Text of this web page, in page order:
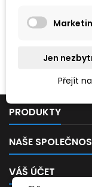
Prosím, zkuste
PRODUKTY
NAŠE
VÁŠ ÚČET
Jen
Přejít